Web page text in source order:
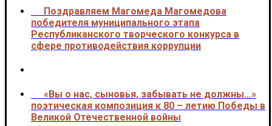
Поздравляем Магомеда Магомедова
победителя муниципального этапа
Республиканского творческого конкурса в
сфере противодействия коррупции
«Вы о нас, сыновья, забывать не должны…»
поэтическая композиция к 80 – летию Победы в
Великой Отечественной войны